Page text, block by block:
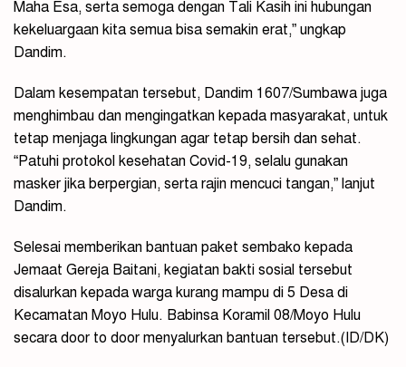
Maha Esa, serta semoga dengan Tali Kasih ini hubungan
kekeluargaan kita semua bisa semakin erat,” ungkap
Dandim.
Dalam kesempatan tersebut, Dandim 1607/Sumbawa juga
menghimbau dan mengingatkan kepada masyarakat, untuk
tetap menjaga lingkungan agar tetap bersih dan sehat.
“Patuhi protokol kesehatan Covid-19, selalu gunakan
masker jika berpergian, serta rajin mencuci tangan,” lanjut
Dandim.
Selesai memberikan bantuan paket sembako kepada
Jemaat Gereja Baitani, kegiatan bakti sosial tersebut
disalurkan kepada warga kurang mampu di 5 Desa di
Kecamatan Moyo Hulu. Babinsa Koramil 08/Moyo Hulu
secara door to door menyalurkan bantuan tersebut.(ID/DK)